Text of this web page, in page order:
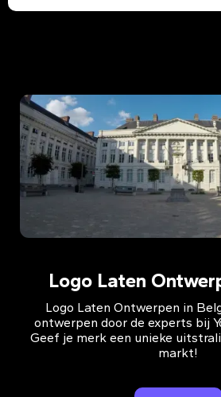
Logo Laten
Logo Laten Ontwerpen in
ontwerpen door de experts bij
Geef je merk een unieke
markt!